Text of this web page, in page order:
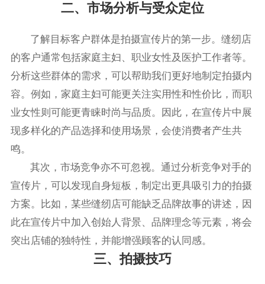
二、市场分析与受众定位
了解目标客户群体是拍摄宣传片的第一步。缝纫店
的客户通常包括家庭主妇、职业女性及医护工作者等。
分析这些群体的需求，可以帮助我们更好地制定拍摄内
容。例如，家庭主妇可能更关注实用性和性价比，而职
业女性则可能更青睐时尚与品质。因此，在宣传片中展
现多样化的产品选择和使用场景，会使消费者产生共
鸣。
其次，市场竞争亦不可忽视。通过分析竞争对手的
宣传片，可以发现自身短板，制定出更具吸引力的拍摄
方案。比如，某些缝纫店可能缺乏品牌故事的讲述，因
此在宣传片中加入创始人背景、品牌理念等元素，将会
突出店铺的独特性，并能增强顾客的认同感。
三、拍摄技巧